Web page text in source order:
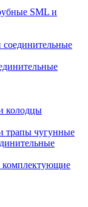
SML и
колодцы
трапы чугунные
комплектующие